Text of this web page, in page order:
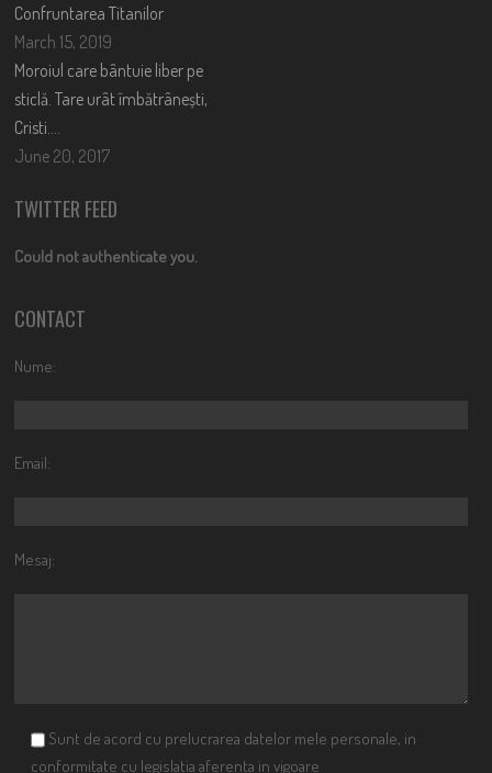
Confruntarea Titanilor
March 15, 2019
Moroiul care bântuie liber pe
sticlă. Tare urât îmbătrânești,
Cristi….
June 20, 2017
TWITTER FEED
Could not authenticate you.
CONTACT
Nume:
Email:
Mesaj:
Sunt de acord cu prelucrarea datelor mele personale, in
conformitate cu legislatia aferenta in vigoare